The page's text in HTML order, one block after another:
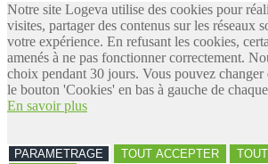
Notre site Logeva utilise des cookies pour
visites, partager des contenus sur les réseaux
votre expérience. En refusant les cookies,
amenés à ne pas fonctionner correctement.
choix pendant 30 jours. Vous pouvez
le bouton 'Cookies' en bas à gauche de
En savoir plus
PARAMETRAGE TOUT ACCEPTER